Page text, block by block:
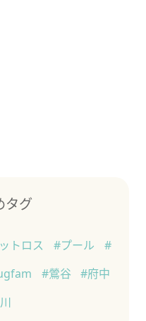
タグ
トロス #プール
#
#鶯谷
#府中